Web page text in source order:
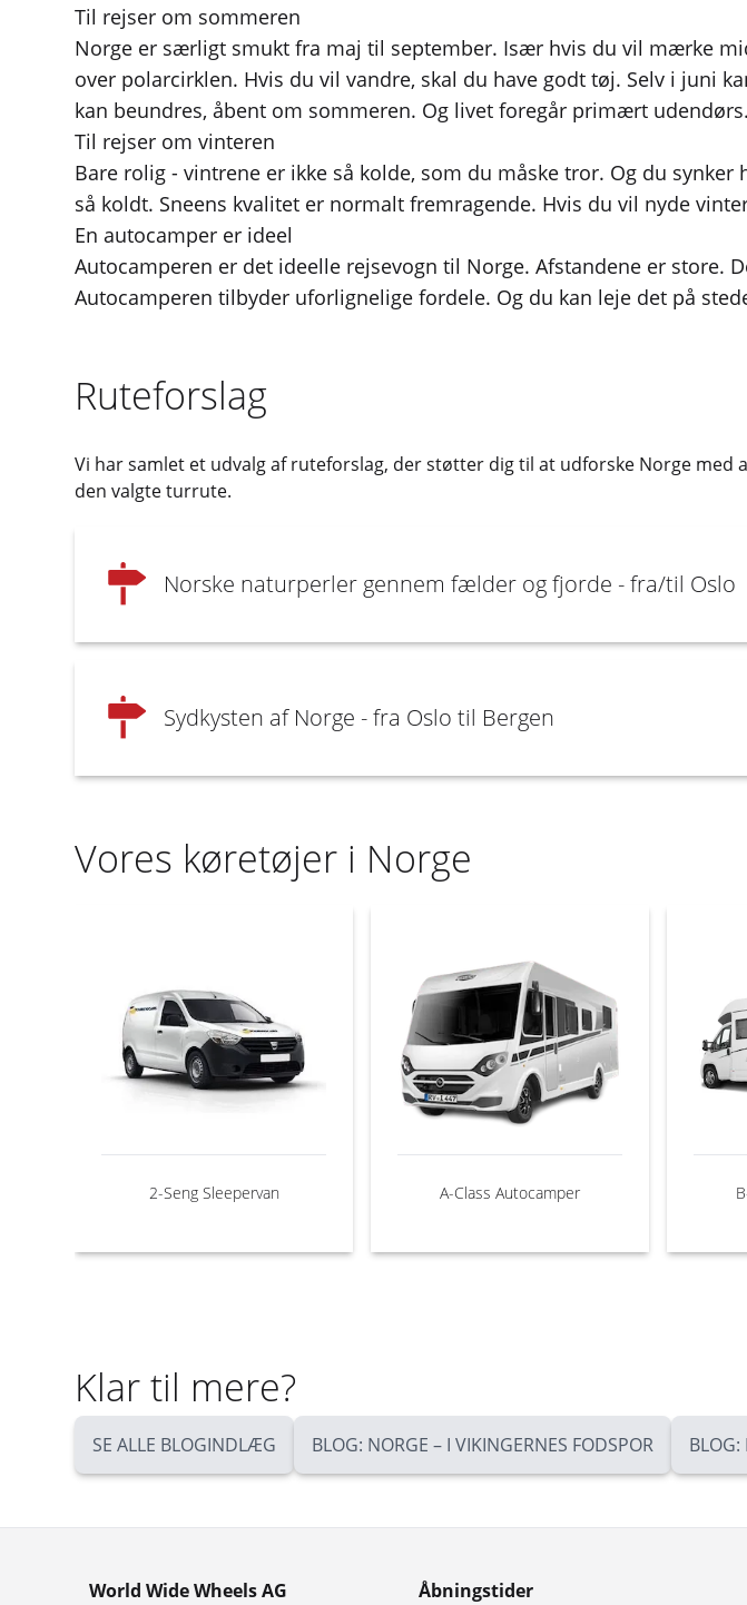
Til rejser om sommeren
Norge er særligt smukt fra maj til september. Især hvis du vil mærke
over polarcirklen. Hvis du vil vandre, skal du have godt tøj. Selv i juni
kan beundres, åbent om sommeren. Og livet foregår primært udendørs.
Til rejser om vinteren
Bare rolig - vintrene er ikke så kolde, som du måske tror. Og du
så koldt. Sneens kvalitet er normalt fremragende. Hvis du vil nyde
En autocamper er ideel
Autocamperen er det ideelle rejsevogn til Norge. Afstandene er
Autocamperen tilbyder uforlignelige fordele. Og du kan leje det på
Ruteforslag
Vi har samlet et udvalg af ruteforslag, der støtter dig til at udforske Norge
den valgte turrute.
Norske naturperler gennem fælder og fjorde - fra/til Oslo
Sydkysten af ​​Norge - fra Oslo til Bergen
Vores køretøjer i Norge
2-Seng Sleepervan A-Class Autocamper
Klar til mere?
SE ALLE BLOGINDLÆG BLOG: NORGE – I VIKINGERNES FODSPOR BLOG:
World Wide Wheels AG Åbningstider